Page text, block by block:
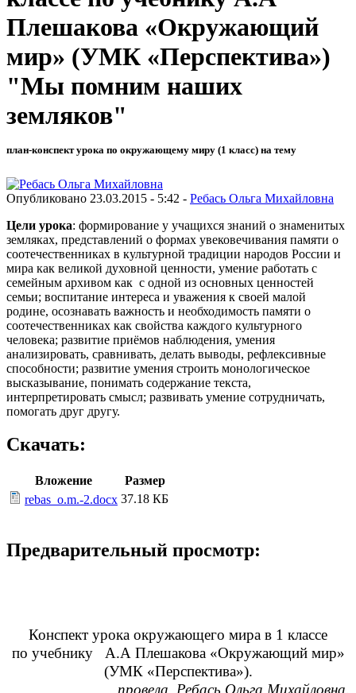
Плешакова «Окружающий
мир» (УМК «Перспектива»)
"Мы помним наших
земляков"
план-конспект урока по окружающему миру (1 класс) на тему
Опубликовано 23.03.2015 - 5:42 - Ребась Ольга Михайловна
Цели урока: формирование у учащихся знаний о знаменитых
земляках, представлений о формах увековечивания памяти о
соотечественниках в культурной традиции народов России и
мира как великой духовной ценности, умение работать с
семейным архивом как с одной из основных ценностей
семьи; воспитание интереса и уважения к своей малой
родине, осознавать важность и необходимость памяти о
соотечественниках как свойства каждого культурного
человека; развитие приёмов наблюдения, умения
анализировать, сравнивать, делать выводы, рефлексивные
способности; развитие умения строить монологическое
высказывание, понимать содержание текста,
интерпретировать смысл; развивать умение сотрудничать,
помогать друг другу.
Скачать:
Вложение
Размер
rebas_o.m.-2.docx 37.18 КБ
Предварительный просмотр:
Конспект урока окружающего мира в 1 классе
по учебнику А.А Плешакова «Окружающий мир»
(УМК «Перспектива»).
провела Ребась Ольга Михайловна,